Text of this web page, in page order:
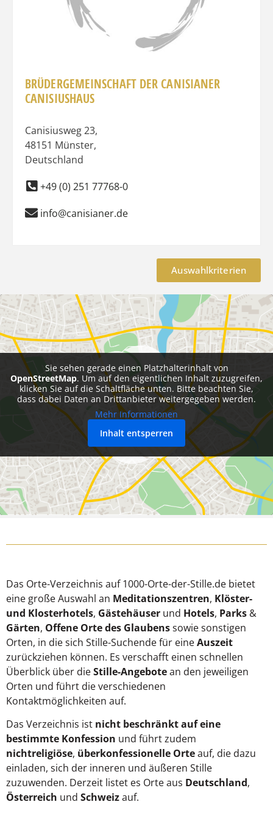
BRÜDERGEMEINSCHAFT DER CANISIANER
CANISIUSHAUS
Canisiusweg 23,
48151 Münster,
Deutschland
+49 (0) 251 77768-0
info@canisianer.de
Auswahlkriterien
Sie sehen gerade einen Platzhalterinhalt von
OpenStreetMap. Um auf den eigentlichen Inhalt zuzugreifen,
klicken Sie auf die Schaltfläche unten. Bitte beachten Sie,
dass dabei Daten an Drittanbieter weitergegeben werden.
Mehr Informationen
Inhalt entsperren
Das Orte-Verzeichnis auf 1000-Orte-der-Stille.de bietet
eine große Auswahl an Meditationszentren, Klöster-
und Klosterhotels, Gästehäuser und Hotels, Parks &
Gärten, Offene Orte des Glaubenssowie sonstigen
Orten, in die sich Stille-Suchende für eineAuszeit
zurückziehen können. Es verschafft einen schnellen
Überblick über dieStille-Angebotean den jeweiligen
Orten und führt die verschiedenen
Kontaktmöglichkeiten auf.
Das Verzeichnis ist nicht beschränkt auf eine
bestimmte Konfession und führt zudem
nichtreligiöse, überkonfessionelle Orteauf, die dazu
einladen, sich der inneren und äußeren Stille
zuzuwenden. Derzeit listet es Orte aus Deutschland,
Österreich und Schweizauf.